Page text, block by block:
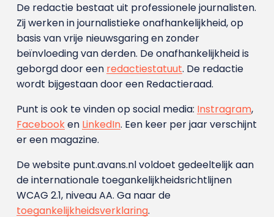
De redactie bestaat uit professionele journalisten.
Zij werken in journalistieke onafhankelijkheid, op
basis van vrije nieuwsgaring en zonder
beïnvloeding van derden. De onafhankelijkheid is
geborgd door een redactiestatuut. De redactie
wordt bijgestaan door een Redactieraad.
Punt is ook te vinden op social media: Instragram,
Facebooken LinkedIn. Een keer per jaar verschijnt
er een magazine.
De website punt.avans.nl voldoet gedeeltelijk aan
de internationale toegankelijkheidsrichtlijnen
WCAG 2.1, niveau AA. Ga naar de
toegankelijkheidsverklaring.